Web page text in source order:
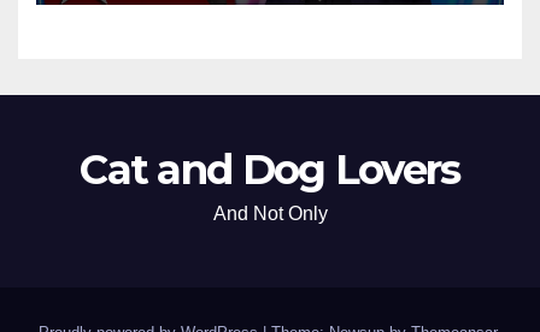
Cat and Dog Lovers
And Not Only